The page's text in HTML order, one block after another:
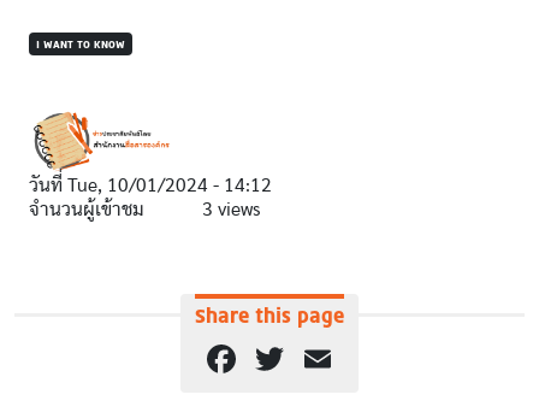
I WANT TO KNOW
วันที่ Tue, 10/01/2024 - 14:12
จำนวนผู้เข้าชม
3 views
Share this page
Facebook
Twitter